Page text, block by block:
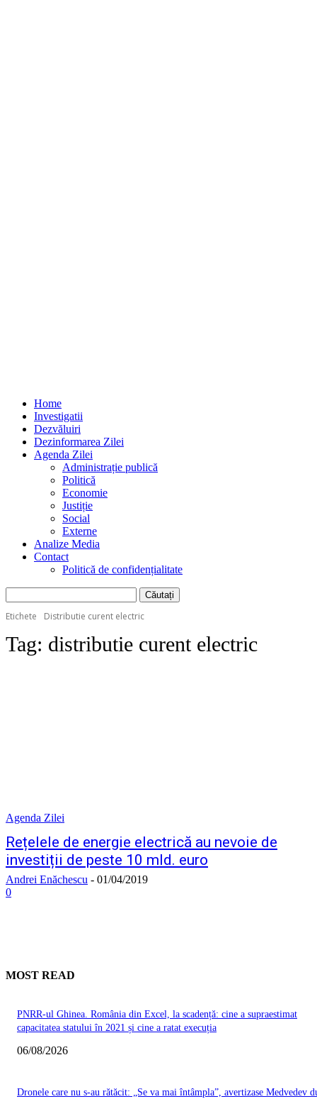
Home
Investigatii
Dezvăluiri
Dezinformarea Zilei
Agenda Zilei
Administrație publică
Politică
Economie
Justiție
Social
Externe
Analize Media
Contact
Politică de confidențialitate
Etichete Distributie curent electric
Tag: distributie curent electric
Agenda Zilei
Rețelele de energie electrică au nevoie de
investiții de peste 10 mld. euro
Andrei Enăchescu - 01/04/2019
0
MOST READ
PNRR-ul Ghinea. România din Excel, la scadență: cine a supraestimat
capacitatea statului în 2021 și cine a ratat execuția
06/08/2026
Dronele care nu s-au rătăcit: „Se va mai întâmpla”, avertizase Medvedev